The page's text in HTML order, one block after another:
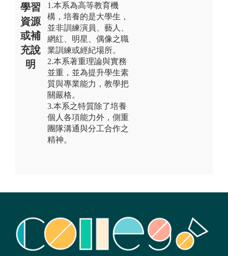
學習
資源
或補
充說
明
1.本系為高等教育機
構，培養的是大學生，
並非訓練演員、藝人、
網紅、明星、偶像之職
業訓練或經紀場所。
2.本系著重理論與實務
並重，並為提升學生素
質與專業能力，教學把
關嚴格。
3.本系之特質除了培養
個人各項能力外，側重
團隊溝通與分工合作之
精神。